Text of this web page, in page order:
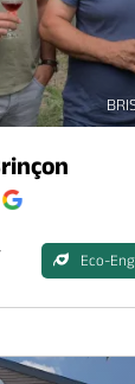
Eco-